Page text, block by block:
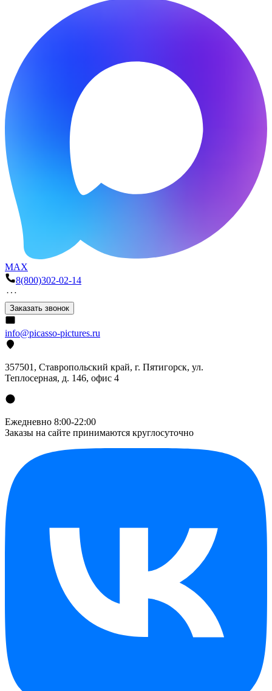
MAX
8(800)302-02-14
Заказать звонок
info@picasso-pictures.ru
357501, Ставропольский край, г. Пятигорск, ул.
Теплосерная, д. 146, офис 4
Ежедневно 8:00-22:00
Заказы на сайте принимаются круглосуточно